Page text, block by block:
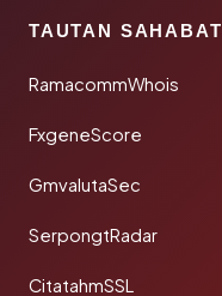
TAUTAN SAHABAT
RamacommWhois
FxgeneScore
GmvalutaSec
SerpongtRadar
CitatahmSSL